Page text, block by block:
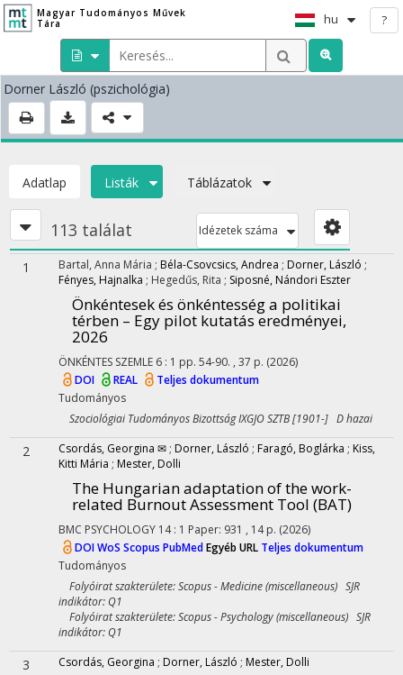
Magyar Tudományos Művek
Tára
hu ?
Dorner László (pszichológia)
Adatlap Listák Táblázatok
113 találat Idézetek száma
1 Bartal, Anna Mária ; Béla-Csovcsics, Andrea ; Dorner, László ;
Fényes, Hajnalka ; Hegedűs, Rita ; Siposné, Nándori Eszter
Önkéntesek és önkéntesség a politikai
térben – Egy pilot kutatás eredményei,
2026
ÖNKÉNTES SZEMLE 6 : 1 pp. 54-90. , 37 p. (2026)
DOI
REAL
Teljes dokumentum
Tudományos
Szociológiai Tudományos Bizottság IXGJO SZTB [1901-] D hazai
2 Csordás, Georgina ✉ ; Dorner, László ; Faragó, Boglárka ; Kiss,
Kitti Mária ; Mester, Dolli
The Hungarian adaptation of the work-
related Burnout Assessment Tool (BAT)
BMC PSYCHOLOGY 14: 1 Paper: 931 , 14 p. (2026)
DOIWoS Scopus PubMedEgyéb URL Teljes dokumentum
Tudományos
Folyóirat szakterülete: Scopus - Medicine (miscellaneous) SJR
indikátor: Q1
Folyóirat szakterülete: Scopus - Psychology (miscellaneous) SJR
indikátor: Q1
3 Csordás, Georgina ; Dorner, László ; Mester, Dolli